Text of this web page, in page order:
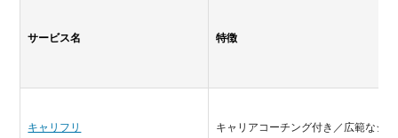
サービス名 特徴
キャリフリ キャリアコーチング付き／広範なジ